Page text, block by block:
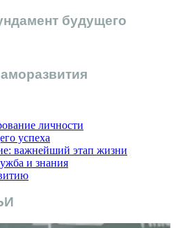
будущего
личности
успеха
важнейший этап жизни
и знания